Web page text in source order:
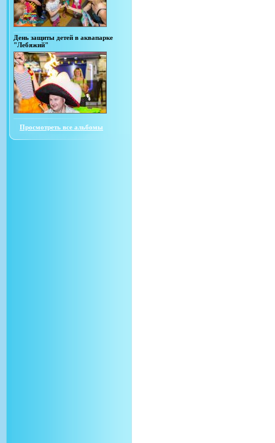
День защиты детей в аквапарке
"Лебяжий"
Просмотреть все альбомы